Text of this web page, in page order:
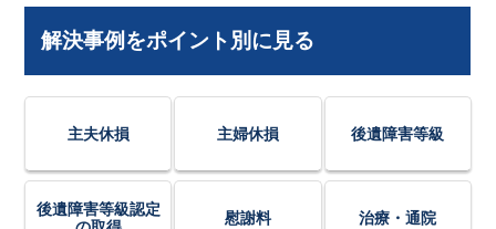
解決事例をポイント別に見る
主夫休損 主婦休損 後遺障害等級
後遺障害等級認定
慰謝料 治療・通院